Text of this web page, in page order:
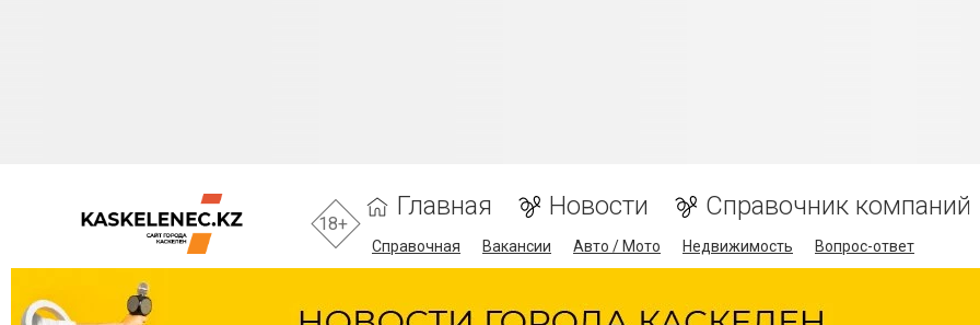
18+
Главная Новости Справочник компаний
Справочная Вакансии Авто / Мото Недвижимость Вопрос-ответ